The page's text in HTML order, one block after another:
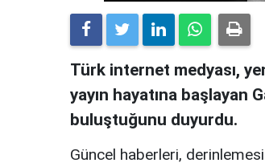
Türk internet medyası,
yayın hayatına başlayan
buluştuğunu duyurdu.
Güncel haberleri,